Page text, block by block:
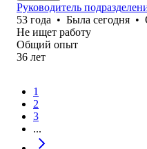
Руководитель
53 года • Была сегодня •
Не ищет работу
Общий опыт
36 лет
1
2
3
...